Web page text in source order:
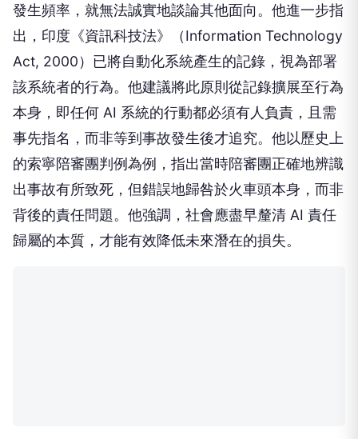
發生頻率，就無法誠實地談論其他面向。他進一步指
出，印度《資訊科技法》（Information Technology
Act, 2000）已將自動化系統產生的記錄，視為部署
該系統者的行為。他建議將此原則從記錄擴展至行為
本身，即任何 AI 系統的行動都必須有人負責，且需
事先指名，而非等到事故發生後才追究。他以歷史上
的索寧陪審團判例為例，指出當時陪審團正確地辨識
出事故有所致死，但錯誤地歸咎於火車頭本身，而非
背後的責任問題。他強調，社會應盡早釐清 AI 責任
歸屬的本質，才能有效降低未來潛在的損失。